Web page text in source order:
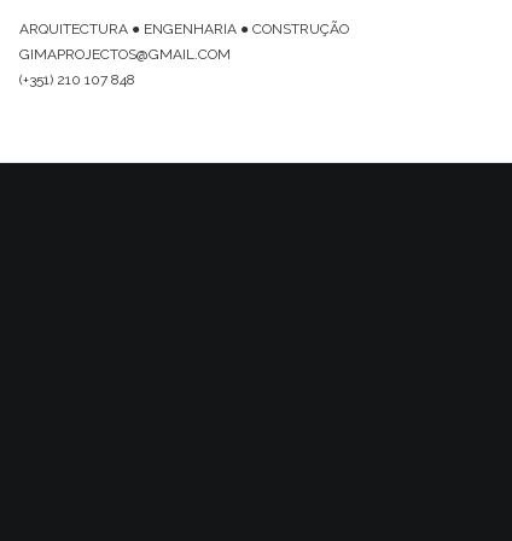
ARQUITECTURA ● ENGENHARIA ● CONSTRUÇÃO
GIMAPROJECTOS@GMAIL.COM
(+351) 210 107 848